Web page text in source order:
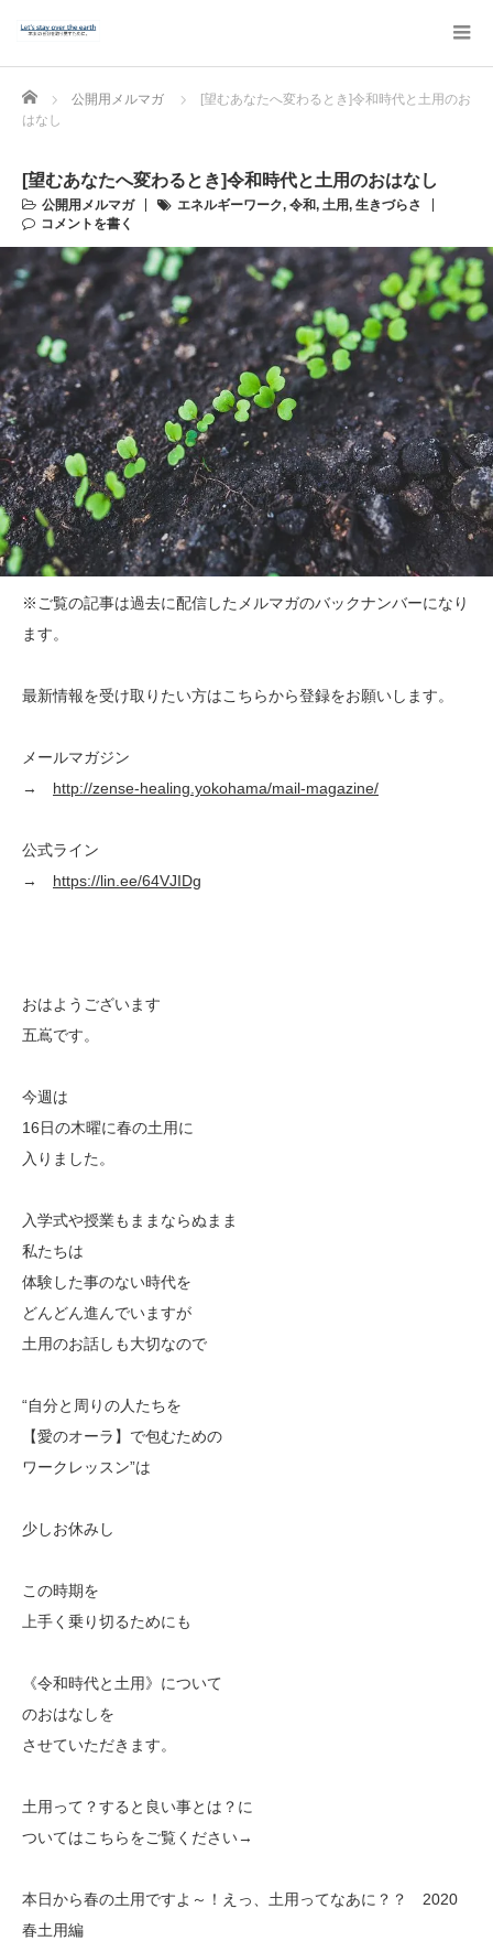
Home 公開用メルマガ
[望むあなたへ変わるとき]令和時代と土用のお
はなし
[望むあなたへ変わるとき]令和時代と土用のおはなし
公開用メルマガ エネルギーワーク, 令和, 土用, 生きづらさ
コメントを書く
※ご覧の記事は過去に配信したメルマガのバックナンバーになり
ます。
最新情報を受け取りたい方はこちらから登録をお願いします。
メールマガジン
→ http://zense-healing.yokohama/mail-magazine/
公式ライン
→ https://lin.ee/64VJIDg
おはようございます
五嶌です。
今週は
16日の木曜に春の土用に
入りました。
入学式や授業もままならぬまま
私たちは
体験した事のない時代を
どんどん進んでいますが
土用のお話しも大切なので
“自分と周りの人たちを
【愛のオーラ】で包むための
ワークレッスン”は
少しお休みし
この時期を
上手く乗り切るためにも
《令和時代と土用》について
のおはなしを
させていただきます。
土用って？すると良い事とは？に
ついてはこちらをご覧ください→
本日から春の土用ですよ～！えっ、土用ってなあに？？ 2020
春土用編